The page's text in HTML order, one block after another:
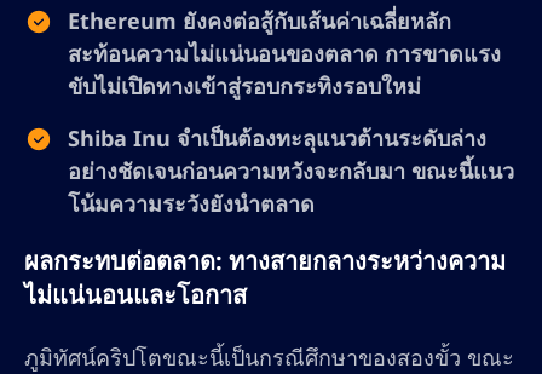
Ethereum ยังคงต่อสู้กับเส้นค่าเฉลี่ยหลัก
สะท้อนความไม่แน่นอนของตลาด การขาดแรง
ขับไม่เปิดทางเข้าสู่รอบกระทิงรอบใหม่
Shiba Inu จำเป็นต้องทะลุแนวต้านระดับล่าง
อย่างชัดเจนก่อนความหวังจะกลับมา ขณะนี้แนว
โน้มความระวังยังนำตลาด
ผลกระทบต่อตลาด: ทางสายกลางระหว่างความ
ไม่แน่นอนและโอกาส
ภูมิทัศน์คริปโตขณะนี้เป็นกรณีศึกษาของสองขั้ว ขณะ